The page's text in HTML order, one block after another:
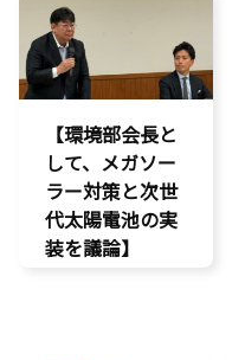
AI
最先端技術
経済政策
製造業
議員連盟
【環境部会長と
して、メガソー
ラー対策と次世
代太陽電池の実
装を議論】